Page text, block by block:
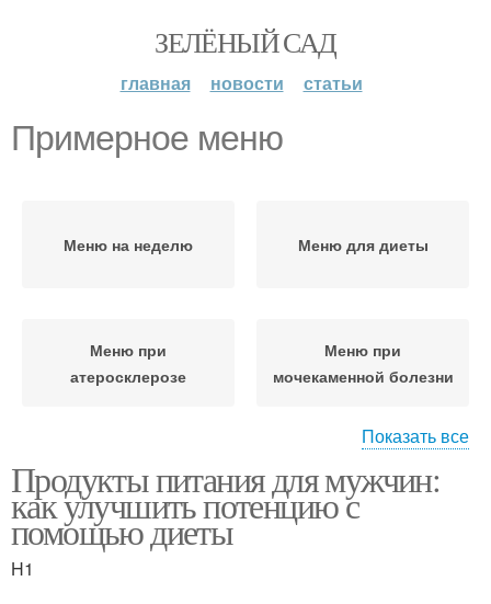
ЗЕЛЁНЫЙ САД
главная новости статьи
Примерное меню
Меню на неделю Меню для диеты
Меню при
атеросклерозе
Меню при
мочекаменной болезни
Меню при запорах
Показать все
Продукты питания для мужчин:
как улучшить потенцию с
помощью диеты
H1